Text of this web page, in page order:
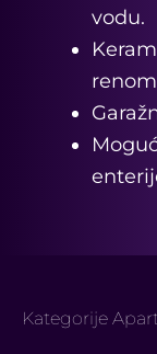
vodu.
Kategorije